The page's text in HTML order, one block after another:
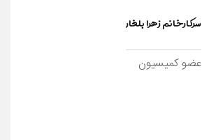
سرکارخانم زهرا بلغار
عضو کمیسیون